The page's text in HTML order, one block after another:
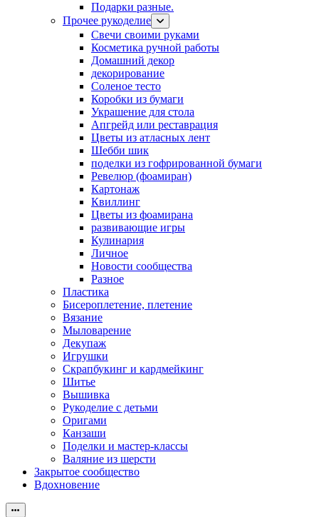
Подарки разные.
Прочее рукоделие
Свечи своими руками
Косметика ручной работы
Домашний декор
декорирование
Соленое тесто
Коробки из бумаги
Украшение для стола
Апгрейд или реставрация
Цветы из атласных лент
Шебби шик
поделки из гофрированной бумаги
Ревелюр (фоамиран)
Картонаж
Квиллинг
Цветы из фоамирана
развивающие игры
Кулинария
Личное
Новости сообщества
Разное
Пластика
Бисероплетение, плетение
Вязание
Мыловарение
Декупаж
Игрушки
Скрапбукинг и кардмейкинг
Шитье
Вышивка
Рукоделие с детьми
Оригами
Канзаши
Поделки и мастер-классы
Валяние из шерсти
Закрытое сообщество
Вдохновение